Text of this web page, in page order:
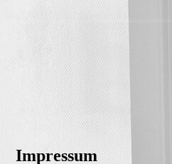
Impressum